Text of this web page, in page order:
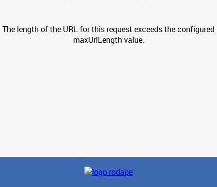
The length of the URL for this request exceeds the configured
maxUrlLength value.